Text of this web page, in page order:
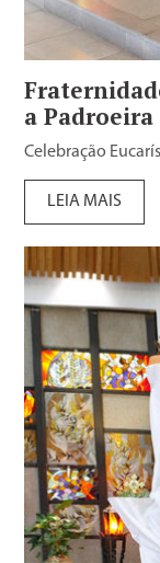
a
Celebração
LEIA MAIS